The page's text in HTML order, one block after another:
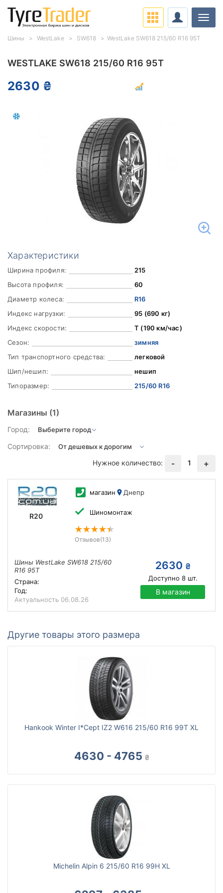
WESTLAKE SW618 215/60 R16 95T
2630 ₴
Характеристики
Ширина профиля:
215
Высота профиля:
60
Диаметр колеса:
R16
Индекс нагрузки:
95 (690 кг)
Индекс скорости:
T (190 км/час)
Сезон:
зимняя
Тип транспортного средства:
легковой
Шип/нешип:
нешип
Типоразмер:
215/60 R16
Магазины (1)
Город:
Сортировка:
Нужное количество:
- 1 +
R20
магазин Днепр
Шиномонтаж
Отзывов(13)
Шины WestLake SW618 215/60
R16 95T
Страна:
Год:
Актуальность 06.08.26
2630 ₴
Доступно 8шт.
В магазин
Другие товары этого размера
Hankook Winter I*Cept IZ2 W616 215/60 R16 99T XL
4630 - 4765 ₴
Michelin Alpin 6 215/60 R16 99H XL
Шины WestLake SW618 WestLake SW618 215/60 R16 95T